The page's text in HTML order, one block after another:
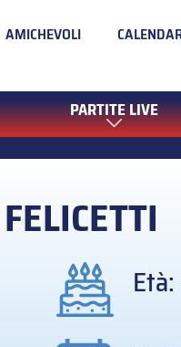
AMICHEVOLI
PARTITE LIVE
FELICETTI